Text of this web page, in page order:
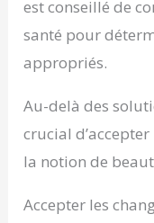
est conseillé de
santé pour
appropriés.
Au-delà des
crucial
la notion de
Accepter les